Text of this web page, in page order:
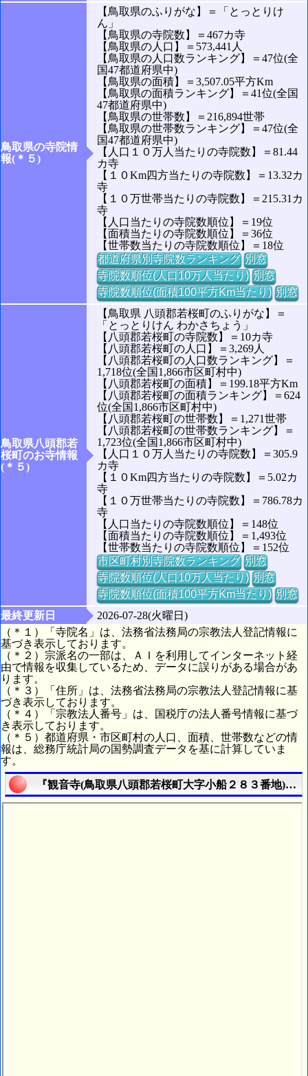
鳥取県の寺院情
報(＊５)
【鳥取県のふりがな】＝「とっとりけ
ん」
【鳥取県の寺院数】＝467カ寺
【鳥取県の人口】＝573,441人
【鳥取県の人口数ランキング】＝47位(全
国47都道府県中)
【鳥取県の面積】＝3,507.05平方Km
【鳥取県の面積ランキング】＝41位(全国
47都道府県中)
【鳥取県の世帯数】＝216,894世帯
【鳥取県の世帯数ランキング】＝47位(全
国47都道府県中)
【人口１０万人当たりの寺院数】＝81.44
カ寺
【１０Km四方当たりの寺院数】＝13.32カ
寺
【１０万世帯当たりの寺院数】＝215.31カ
寺
【人口当たりの寺院数順位】＝19位
【面積当たりの寺院数順位】＝36位
【世帯数当たりの寺院数順位】＝18位
都道府県別寺院数ランキング 別窓
寺院数順位(人口10万人当たり) 別窓
寺院数順位(面積100平方Km当たり) 別窓
鳥取県八頭郡若
桜町のお寺情報
(＊５)
【鳥取県 八頭郡若桜町のふりがな】＝
「とっとりけん わかさちょう」
【八頭郡若桜町の寺院数】＝10カ寺
【八頭郡若桜町の人口】＝3,269人
【八頭郡若桜町の人口数ランキング】＝
1,718位(全国1,866市区町村中)
【八頭郡若桜町の面積】＝199.18平方Km
【八頭郡若桜町の面積ランキング】＝624
位(全国1,866市区町村中)
【八頭郡若桜町の世帯数】＝1,271世帯
【八頭郡若桜町の世帯数ランキング】＝
1,723位(全国1,866市区町村中)
【人口１０万人当たりの寺院数】＝305.9
カ寺
【１０Km四方当たりの寺院数】＝5.02カ
寺
【１０万世帯当たりの寺院数】＝786.78カ
寺
【人口当たりの寺院数順位】＝148位
【面積当たりの寺院数順位】＝1,493位
【世帯数当たりの寺院数順位】＝152位
市区町村別寺院数ランキング 別窓
寺院数順位(人口10万人当たり) 別窓
寺院数順位(面積100平方Km当たり) 別窓
最終更新日
2026-07-28(火曜日)
（＊１）「寺院名」は、法務省法務局の宗教法人登記情報に
基づき表示しております。
（＊２）宗派名の一部は、ＡＩを利用してインターネット経
由で情報を収集しているため、データに誤りがある場合があ
ります。
（＊３）「住所」は、法務省法務局の宗教法人登記情報に基
づき表示しております。
（＊４）「宗教法人番号」は、国税庁の法人番号情報に基づ
き表示しております。
（＊５）都道府県・市区町村の人口、面積、世帯数などの情
報は、総務庁統計局の国勢調査データを基に計算していま
す。
『観音寺(鳥取県八頭郡若桜町大字小船２８３番地)』